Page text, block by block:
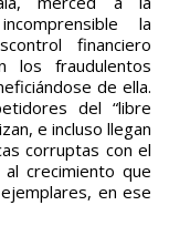
la
financiero
los fraudulentos
de ella.
del “libre
e incluso llegan
corruptas con el
crecimiento que
en ese